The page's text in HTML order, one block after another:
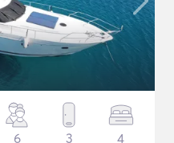
6 3 4